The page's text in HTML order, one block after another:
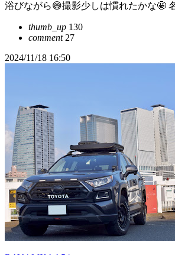
浴びながら😅撮影少しは慣れたかな🤩
thumb_up 130
comment27
2024/11/18 16:50